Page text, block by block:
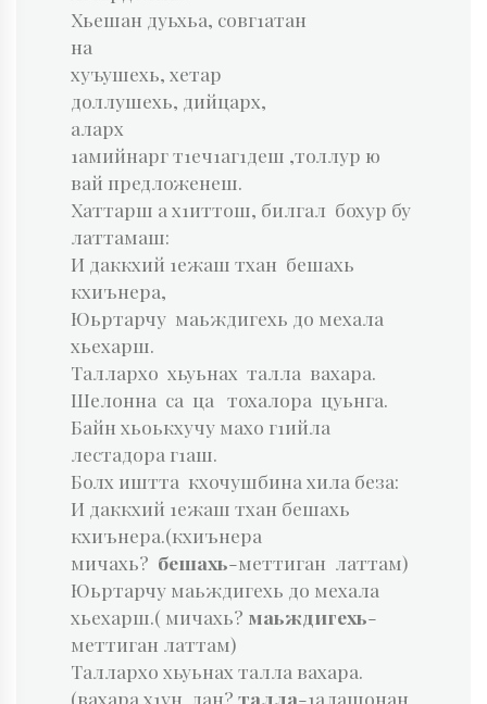
Хьешан дуьхьа, совг1атан
на
хуъушехь, хетар
доллушехь, дийцарх,
аларх
1амийнарг т1еч1аг1деш ,толлур ю
вай предложенеш.
Хаттарш а х1иттош, билгал бохур бу
латтамаш:
И даккхий 1ежаш тхан бешахь
кхиънера,
Юьртарчу маьждигехь до мехала
хьехарш.
Таллархо хьуьнах талла вахара.
Шелонна са ца тохалора цуьнга.
Байн хьоькхучу махо г1ийла
лестадора г1аш.
Болх иштта кхочушбина хила беза:
И даккхий 1ежаш тхан бешахь
кхиънера.(кхиънера
мичахь? бешахь-меттиган латтам)
Юьртарчу маьждигехь до мехала
хьехарш.( мичахь? маьждигехь-
меттиган латтам)
Таллархо хьуьнах талла вахара.
(вахара х1ун дан? талла-1алашонан